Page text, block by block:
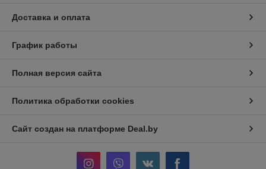
Доставка и оплата
График работы
Полная версия сайта
Политика обработки cookies
Сайт создан на платформе Deal.by